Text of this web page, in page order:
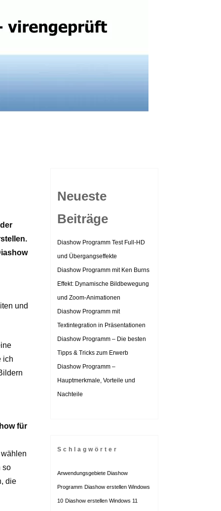
und
ich
für
so
die
Neueste
Beiträge
Diashow Programm Test Full-HD
und Übergangseffekte
Diashow Programm mit Ken Burns
Effekt: Dynamische Bildbewegung
und Zoom-Animationen
Diashow Programm mit
Textintegration in Präsentationen
Diashow Programm – Die besten
Tipps & Tricks zum Erwerb
Diashow Programm –
Hauptmerkmale, Vorteile und
Nachteile
Schlagwörter
Anwendungsgebiete Diashow
Programm Diashow erstellen Windows
10 Diashow erstellen Windows 11